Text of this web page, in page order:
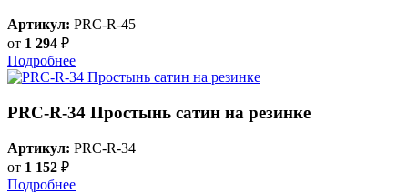
Артикул: PRC-R-45
от 1 294 ₽
Подробнее
PRC-R-34 Простынь сатин на резинке
Артикул: PRC-R-34
от 1 152 ₽
Подробнее